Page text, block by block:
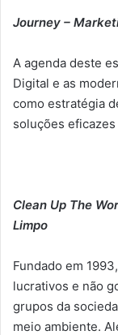
Journey –
A agenda deste
Digital e as
como estratégia
soluções
Clean Up The
Limpo
Fundado em
lucrativos e não
grupos da
meio ambiente.